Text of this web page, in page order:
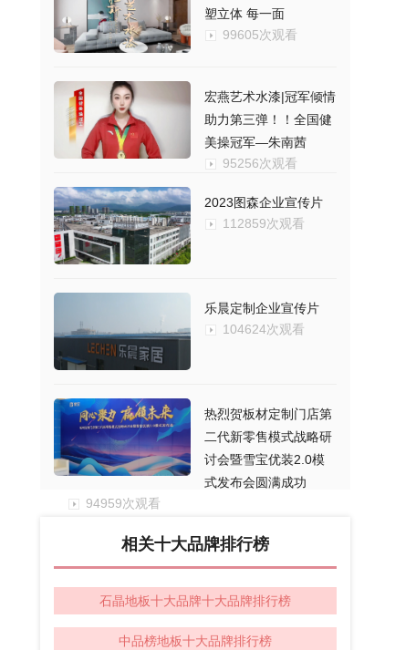
塑立体 每一面
99605次观看
宏燕艺术水漆|冠军倾情
助力第三弹！！全国健
美操冠军—朱南茜
95256次观看
2023图森企业宣传片
112859次观看
乐晨定制企业宣传片
104624次观看
热烈贺板材定制门店第
二代新零售模式战略研
讨会暨雪宝优装2.0模
式发布会圆满成功
94959次观看
相关十大品牌排行榜
石晶地板十大品牌十大品牌排行榜
中品榜地板十大品牌排行榜